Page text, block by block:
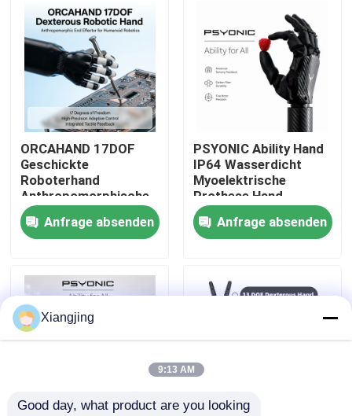
Produkte
Videos
Über uns
Werksbesichtigung
Qualitätskontrolle
Blog
Industrieroboter-Arm
ORCAHAND 17DOF
Geschickte
Roboterhand
Anthropomorphische
Endwirkung für
humanoide Robotik
Anfrage absenden
PSYONIC Ability Hand
IP64 Wasserdicht
Myoelektrische
Prothese Hand
Oberbein Bionische
Hand für den täglichen
Gebrauch
Anfrage absenden
Xiangjing
9:13 AM
Good day, what product are you looking